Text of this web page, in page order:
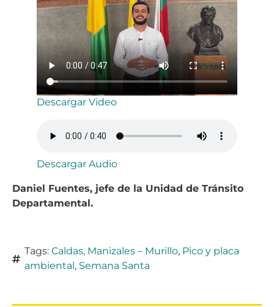
Descargar Video
Descargar Audio
Daniel Fuentes, jefe de la Unidad de Tránsito
Departamental.
Tags: Caldas, Manizales – Murillo, Pico y placa
ambiental , Semana Santa